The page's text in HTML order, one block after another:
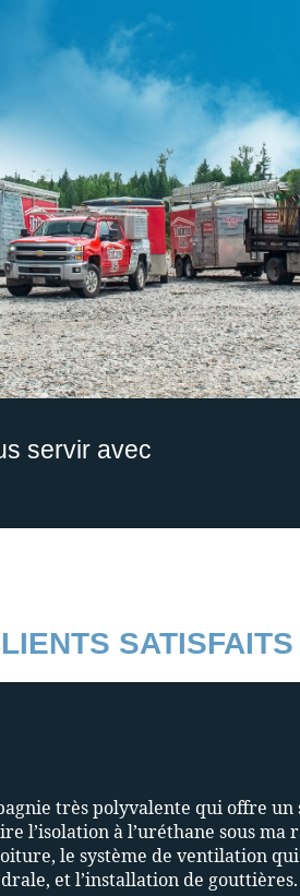
servir avec
SATISFAITS
très polyvalente qui offre un
l’isolation à l’uréthane sous ma
le système de ventilation
et l’installation de gouttières.